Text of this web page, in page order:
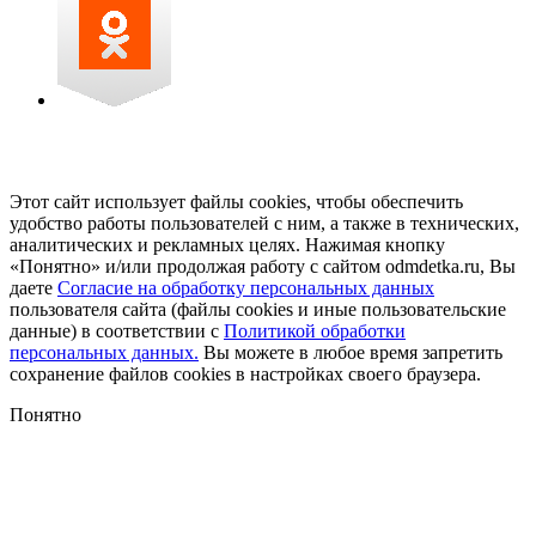
Этот сайт использует файлы cookies, чтобы обеспечить
удобство работы пользователей с ним, а также в технических,
аналитических и рекламных целях. Нажимая кнопку
«Понятно» и/или продолжая работу с сайтом odmdetka.ru, Вы
даете Согласие на обработку персональных данных
пользователя сайта (файлы cookies и иные пользовательские
данные) в соответствии с Политикой обработки
персональных данных. Вы можете в любое время запретить
сохранение файлов cookies в настройках своего браузера.
Понятно